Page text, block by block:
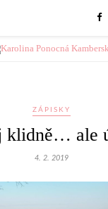
ZÁPISKY
klidně… ale
4. 2. 2019